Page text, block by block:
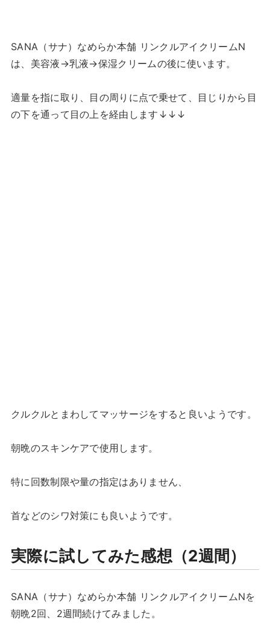
SANA（サナ）なめらか本舗 リンクルアイクリームN
は、美容液→乳液→保湿クリームの後に使います。
適量を指に取り、目の周りに点で乗せて、目じりから目
の下を通って目の上を経由します↓↓↓
クルクルとまわしてマッサージをすると良いようです。
朝晩のスキンケアで使用します。
特に回数制限や量の指定はありません、
首などのシワ対策にも良いようです。
実際に試してみた感想（2週間）
SANA（サナ）なめらか本舗 リンクルアイクリームNを
朝晩2回、2週間続けてみました。